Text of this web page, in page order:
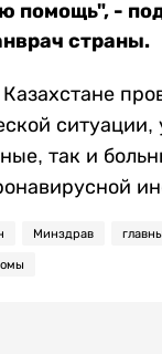
помощь", -
страны.
ситуации,
так и
Минздрав